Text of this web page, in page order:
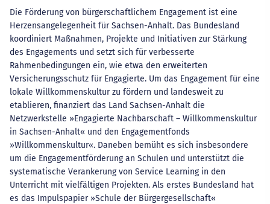
Die Förderung von bürgerschaftlichem Engagement ist eine
Herzensangelegenheit für Sachsen-Anhalt. Das Bundesland
koordiniert Maßnahmen, Projekte und Initiativen zur Stärkung
des Engagements und setzt sich für verbesserte
Rahmenbedingungen ein, wie etwa den erweiterten
Versicherungsschutz für Engagierte. Um das Engagement für eine
lokale Willkommenskultur zu fördern und landesweit zu
etablieren, finanziert das Land Sachsen-Anhalt die
Netzwerkstelle »Engagierte Nachbarschaft – Willkommenskultur
in Sachsen-Anhalt« und den Engagementfonds
»Willkommenskultur«. Daneben bemüht es sich insbesondere
um die Engagementförderung an Schulen und unterstützt die
systematische Verankerung von Service Learning in den
Unterricht mit vielfältigen Projekten. Als erstes Bundesland hat
es das Impulspapier »Schule der Bürgergesellschaft«